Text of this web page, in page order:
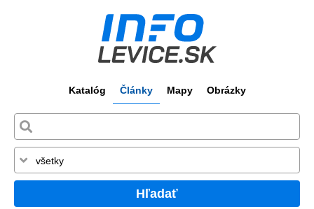
Katalóg Články Mapy Obrázky
Hľadať